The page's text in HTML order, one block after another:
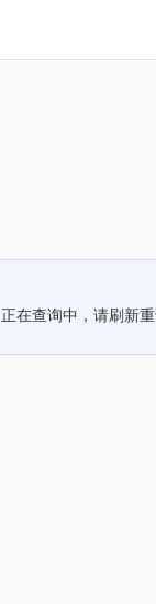
正在查询中，请刷新